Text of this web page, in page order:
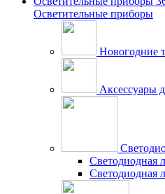
Осветительные приборы
Новогодние
Аксессуары
Светодиодная
Светодиодная